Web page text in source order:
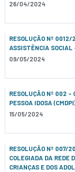
26/04/2024
RESOLUÇÃO Nº
ASSISTÊNCIA SOCIAL
09/05/2024
RESOLUÇÃO Nº 002 -
PESSOA IDOSA
15/05/2024
RESOLUÇÃO Nº 007/
COLEGIADA DA REDE
CRIANÇAS E DOS